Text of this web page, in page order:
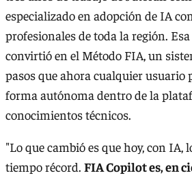
especializado en adopción de IA
profesionales de toda la región.
convirtió en el Método FIA, un
pasos que ahora cualquier usuario
forma autónoma dentro de la
conocimientos técnicos.
"Lo que cambió es que hoy, con IA,
tiempo récord. FIA Copilot es, en